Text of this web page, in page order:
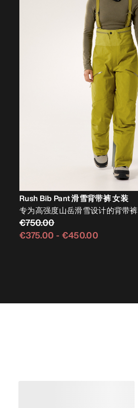
Rush Bib Pant 滑雪背带裤 女装
专为高强度山岳滑雪设计的背带裤
€750.00
€375.00 - €450.00